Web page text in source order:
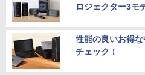
ロジェクター3モ
性能の良いお得
チェック！